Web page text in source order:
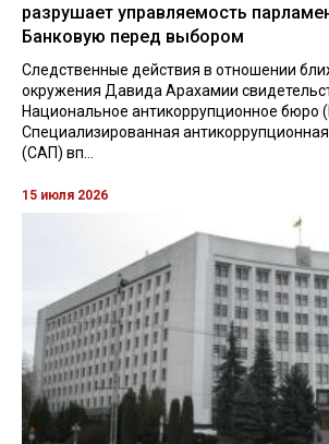
разрушает управляемость
Банковую перед выбором
Следственные действия в отношении
окружения Давида Арахамии
Национальное антикоррупционное бюро
Специализированная
(САП) вп...
15 июля 2026